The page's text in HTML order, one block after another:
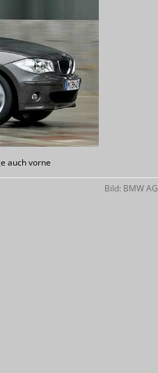
auch vorne
Bild: BMW AG